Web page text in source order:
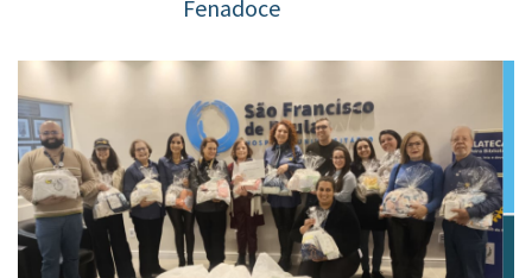
Fenadoce